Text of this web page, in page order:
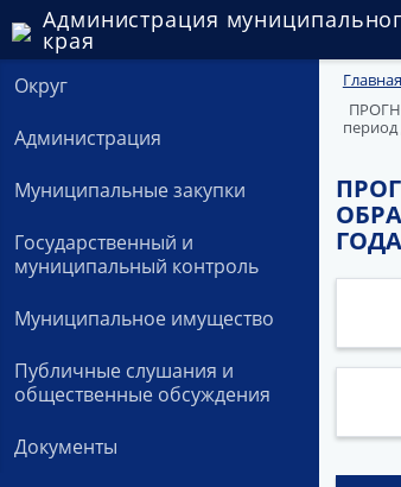
Администрация
края
Округ
Администрация
Муниципальные закупки
Государственный и
муниципальный контроль
Муниципальное имущество
Публичные слушания и
общественные обсуждения
Документы
Главная
период
ГОДА